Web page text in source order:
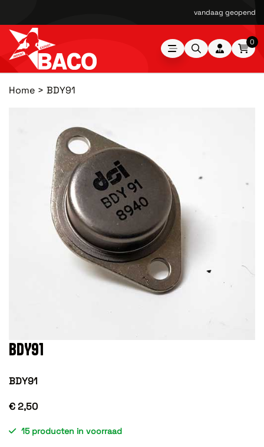
vandaag geopend
0
Home BDY91
BDY91
BDY91
€ 2,50
15 producten in voorraad